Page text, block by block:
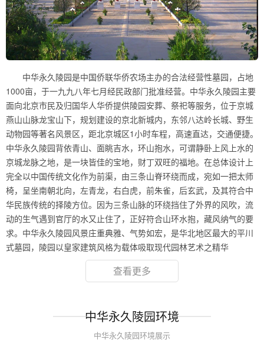
中华永久陵园是中国侨联华侨农场主办的合法经营性墓园，占地
1000亩，于一九九八年七月经民政部门批准经营。中华永久陵园主要
面向北京市民及归国华人华侨提供陵园安葬、祭祀等服务，位于京城
燕山山脉龙宝山下，规划建设的京北新城内，东邻八达岭长城、野生
动物园等著名风景区，距北京城区1小时车程，高速直达，交通便捷。
中华永久陵园背依青山、面眺吉水，环山抱水，可谓静卧上风上水的
京城龙脉之地，是一块皆佳的宝地，财丁双旺的福地。在总体设计上
完全以中国传统文化作为前渠，由三条山脊环绕而成，宛如一把太师
椅，呈坐南朝北向，左青龙，右白虎，前朱雀，后玄武，及其符合中
华民族传统的择陵方位。因为三条山脉的环绕挡住了外界的风吹，流
动的生气遇到官厅的水又止住了，正好符合山环水抱，藏风纳气的要
求。中华永久陵园风景庄重典雅、气势如宏，是华北地区最大的平川
式墓园，陵园以皇家建筑风格为载体吸取现代园林艺术之精华
查看更多
中华永久陵园环境
中华永久陵园环境展示